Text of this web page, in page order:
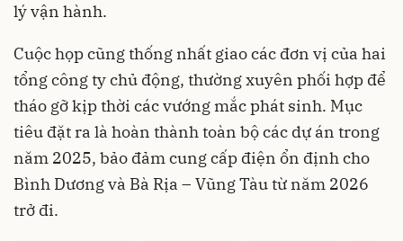
lý vận hành.
Cuộc họp cũng thống nhất giao các đơn vị của hai
tổng công ty chủ động, thường xuyên phối hợp để
tháo gỡ kịp thời các vướng mắc phát sinh. Mục
tiêu đặt ra là hoàn thành toàn bộ các dự án trong
năm 2025, bảo đảm cung cấp điện ổn định cho
Bình Dương và Bà Rịa – Vũng Tàu từ năm 2026
trở đi.